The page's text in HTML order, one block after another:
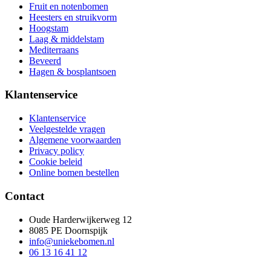
Fruit en notenbomen
Heesters en struikvorm
Hoogstam
Laag & middelstam
Mediterraans
Beveerd
Hagen & bosplantsoen
Klantenservice
Klantenservice
Veelgestelde vragen
Algemene voorwaarden
Privacy policy
Cookie beleid
Online bomen bestellen
Contact
Oude Harderwijkerweg 12
8085 PE Doornspijk
info@uniekebomen.nl
06 13 16 41 12